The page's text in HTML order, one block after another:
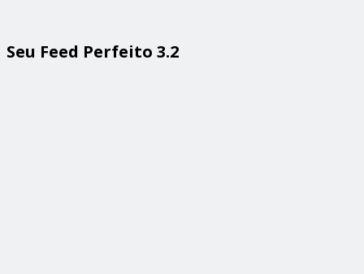
Seu Feed Perfeito 3.2